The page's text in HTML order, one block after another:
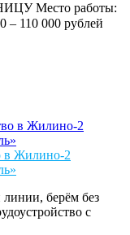
Место работы:
– 110 000 рублей
в Жилино-2
линии, берём без
с